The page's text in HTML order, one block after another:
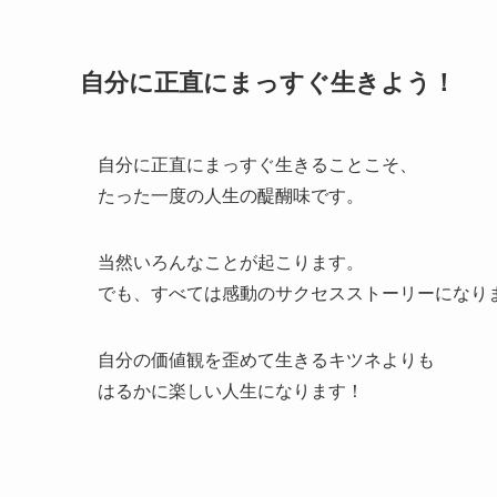
自分に正直にまっすぐ生きよう！
自分に正直にまっすぐ生きることこそ、
たった一度の人生の醍醐味です。
当然いろんなことが起こります。
でも、すべては感動のサクセスストーリーになり
自分の価値観を歪めて生きるキツネよりも
はるかに楽しい人生になります！